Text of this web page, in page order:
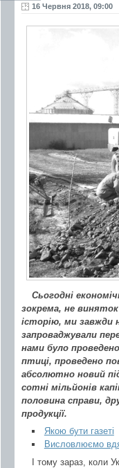
16 Червня 2018, 09:00
Сьогодні
зокрема, не
історію, ми завжди
запроваджували
нами було
птиці, проведено
абсолютно новий
сотні мільйонів
половина справи,
продукції.
Якою бути газеті
Висловлюємо
І тому зараз, коли